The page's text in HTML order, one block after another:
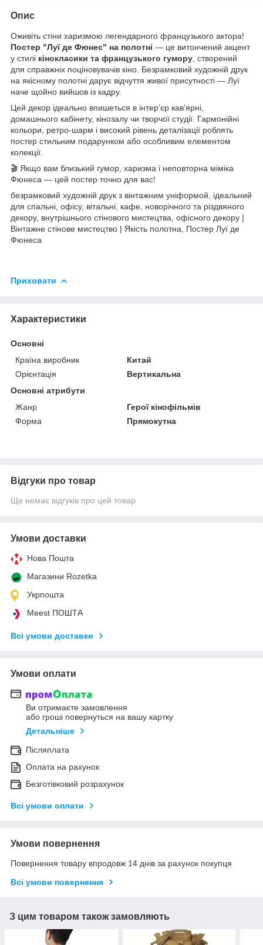
Опис
Оживіть стіни харизмою легендарного французького актора!
Постер "Луї де Фюнес" на полотні — це витончений акцент
у стилі кінокласики та французького гумору , створений
для справжніх поціновувачів кіно. Безрамковий художній друк
на якісному полотні дарує відчуття живої присутності — Луї
наче щойно вийшов із кадру.
Цей декор ідеально впишеться в інтер’єр кав’ярні,
домашнього кабінету, кінозалу чи творчої студії. Гармонійні
кольори, ретро-шарм і високий рівень деталізації роблять
постер стильним подарунком або особливим елементом
колекції.
🎬 Якщо вам близький гумор, харизма і неповторна міміка
Фюнеса — цей постер точно для вас!
безрамковий художній друк з вінтажним уніформой, ідеальний
для спальні, офісу, вітальні, кафе, новорічного та різдвяного
декору, внутрішнього стінового мистецтва, офісного декору |
Вінтажне стінове мистецтво | Якість полотна, Постер Луї де
Фюнеса
Приховати
Характеристики
Основні
Країна виробник
Китай
Орієнтація
Вертикальна
Основні атрибути
Жанр
Герої кінофільмів
Форма
Прямокутна
Відгуки про товар
Ще немає відгуків про цей товар
Умови доставки
Нова Пошта
Магазини Rozetka
Укрпошта
Meest ПОШТА
Всі умови доставки
Умови оплати
Ви отримаєте замовлення
або гроші повернуться на вашу картку
Детальніше
Післяплата
Оплата на рахунок
Безготівковий розрахунок
Всі умови оплати
Умови повернення
Повернення товару впродовж 14 днів за рахунок покупця
Всі умови повернення
З цим товаром також замовляють